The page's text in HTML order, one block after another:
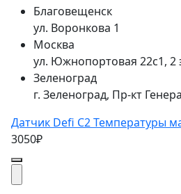
Благовещенск
ул. Воронкова 1
Москва
ул. Южнопортовая 22с1, 2
Зеленоград
г. Зеленоград, Пр-кт
Датчик Defi C2 Температуры
3050₽